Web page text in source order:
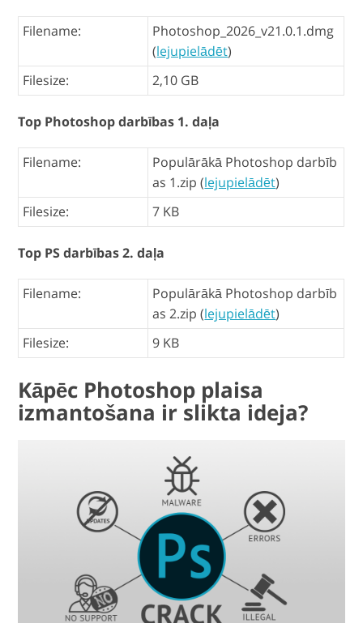
Filename:
Photoshop_2026_v21.0.1.dmg
(lejupielādēt)
Filesize:
2,10 GB
Top Photoshop darbības 1. daļa
Filename:
Populārākā Photoshop darbīb
as 1.zip (lejupielādēt)
Filesize:
7 KB
Top PS darbības 2. daļa
Filename:
Populārākā Photoshop darbīb
as 2.zip (lejupielādēt)
Filesize:
9 KB
Kāpēc Photoshop plaisa
izmantošana ir slikta ideja?